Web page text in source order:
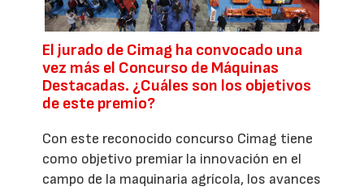
El jurado de Cimag ha convocado una
vez más el Concurso de Máquinas
Destacadas. ¿Cuáles son los objetivos
de este premio?
Con este reconocido concurso Cimag tiene
como objetivo premiar la innovación en el
campo de la maquinaria agrícola, los avances